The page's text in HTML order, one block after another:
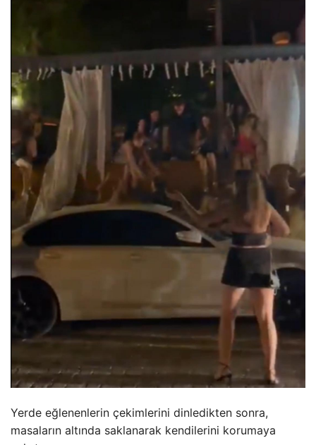
Yerde eğlenenlerin çekimlerini dinledikten sonra,
masaların altında saklanarak kendilerini korumaya